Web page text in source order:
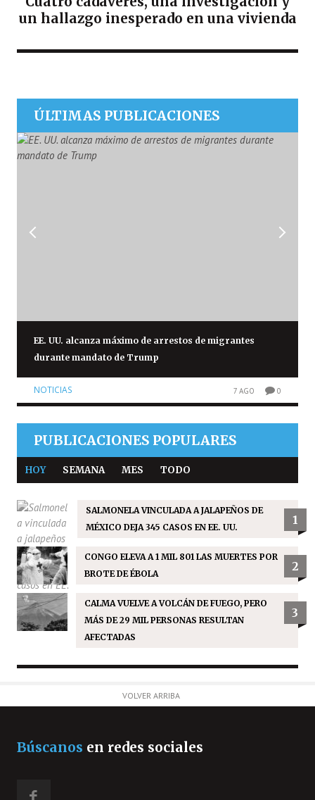
un hallazgo inesperado en una vivienda
ÚLTIMAS PUBLICACIONES
EE. UU. alcanza máximo de arrestos de migrantes
durante mandato de Trump
NOTICIAS 7 AGO 0
PUBLICACIONES POPULARES
HOY SEMANA MES TODO
SALMONELA VINCULADA A JALAPEÑOS DE
MÉXICO DEJA 345 CASOS EN EE. UU.
1
CONGO ELEVA A 1 MIL 801 LAS MUERTES POR
BROTE DE ÉBOLA
2
CALMA VUELVE A VOLCÁN DE FUEGO, PERO
MÁS DE 29 MIL PERSONAS RESULTAN
AFECTADAS
3
VOLVER ARRIBA
Búscanos en redes sociales